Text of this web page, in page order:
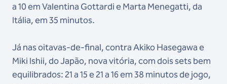
a 10 em Valentina Gottardi e Marta Menegatti, da
Itália, em 35 minutos.
Já nas oitavas-de-final, contra Akiko Hasegawa e
Miki Ishii, do Japão, nova vitória, com dois sets bem
equilibrados: 21 a 15 e 21 a 16 em 38 minutos de jogo,